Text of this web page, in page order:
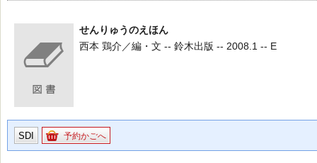
せんりゅうのえほん
西本 鶏介／編・文 -- 鈴木出版 -- 2008.1 -- E
SDI 予約かごへ